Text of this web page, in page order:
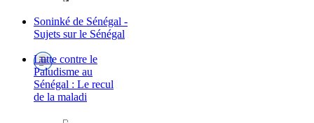
Soninké de Sénégal -
Sujets sur le Sénégal
Lutte contre le
Paludisme au
Sénégal : Le recul
de la maladi